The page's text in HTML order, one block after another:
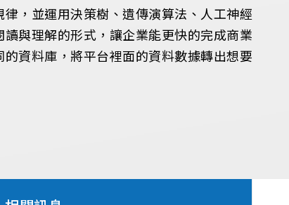
，並運用決策樹、遺傳演算法、人工神經
與理解的形式，讓企業能更快的完成商業
資料庫，將平台裡面的資料數據轉出想要